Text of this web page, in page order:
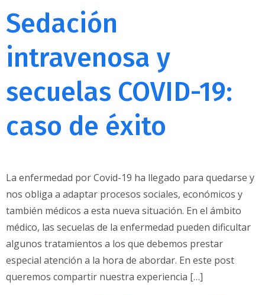
Sedación
intravenosa y
secuelas COVID-19:
caso de éxito
La enfermedad por Covid-19 ha llegado para quedarse y
nos obliga a adaptar procesos sociales, económicos y
también médicos a esta nueva situación. En el ámbito
médico, las secuelas de la enfermedad pueden dificultar
algunos tratamientos a los que debemos prestar
especial atención a la hora de abordar. En este post
queremos compartir nuestra experiencia […]